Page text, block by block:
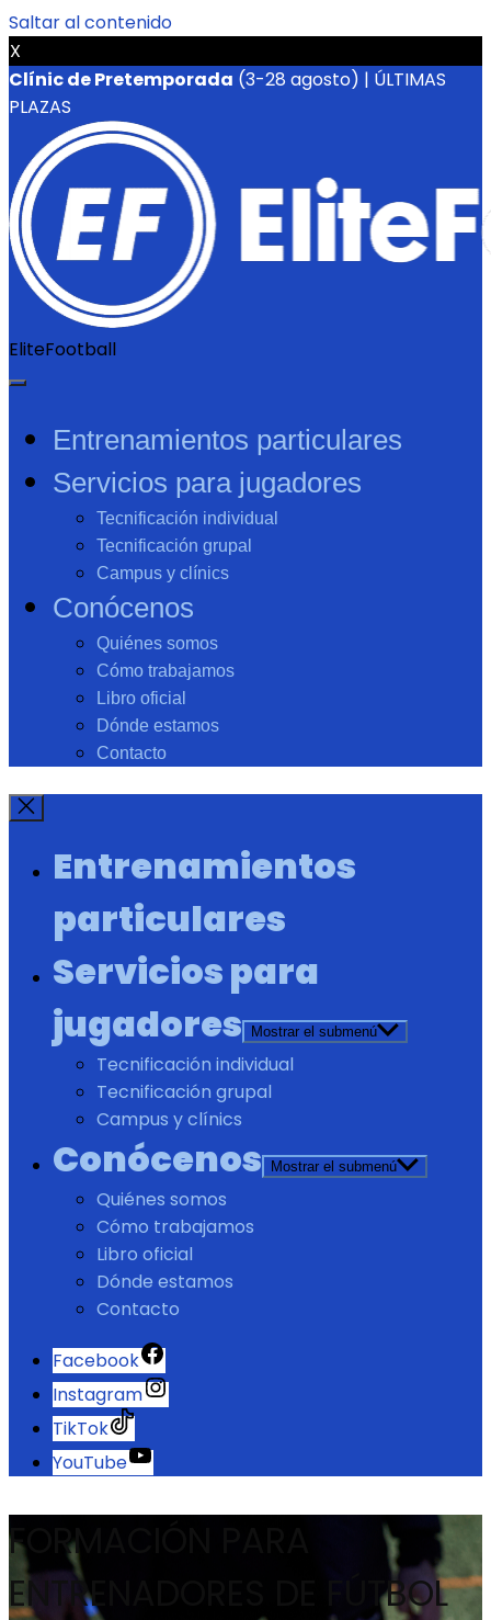
Saltar al contenido
X
Clínic de Pretemporada (3-28 agosto) | ÚLTIMAS
PLAZAS
EliteFootball
Entrenamientos particulares
Servicios para jugadores
Tecnificación individual
Tecnificación grupal
Campus y clínics
Conócenos
Quiénes somos
Cómo trabajamos
Libro oficial
Dónde estamos
Contacto
Entrenamientos
particulares
Servicios para
jugadores
Mostrar el submenú
Tecnificación individual
Tecnificación grupal
Campus y clínics
Conócenos Mostrar el submenú
Quiénes somos
Cómo trabajamos
Libro oficial
Dónde estamos
Contacto
Facebook
Instagram
TikTok
YouTube
FORMACIÓN PARA
ENTRENADORES DE FÚTBOL